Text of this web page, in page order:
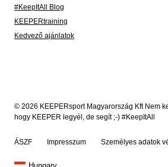
#KeepItAll Blog
KEEPERtraining
Kedvező ajánlatok
© 2026 KEEPERsport Magyarország Kft Nem
hogy KEEPER legyél, de segít ;-) #KeepItAll
ÁSZF Impresszum Személyes adatok